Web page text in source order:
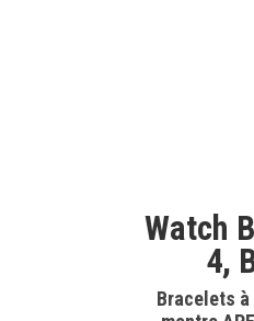
Watch
4,
Bracelets à